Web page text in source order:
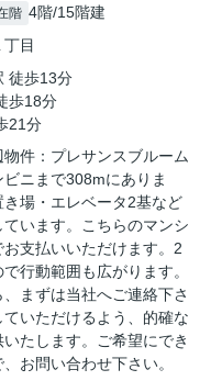
階 4階/15階建
丁目
徒歩13分
歩18分
21分
件：プレサンスブルーム
ニまで308mにありま
場・エレベータ2基など
います。こちらのマンシ
支払いいただけます。2
行動範囲も広がります。
まずは当社へご連絡下さ
いただけるよう、的確な
たします。ご希望にでき
お問い合わせ下さい。